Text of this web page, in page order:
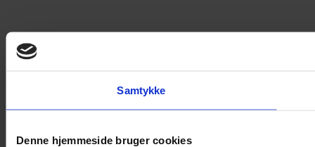
Samtykke
Denne hjemmeside bruger cookies